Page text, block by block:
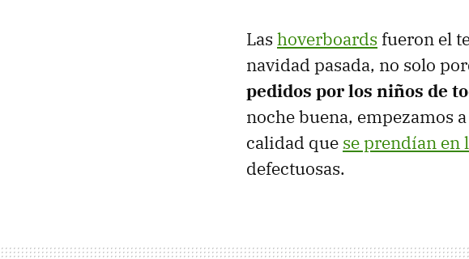
Las hoverboards fueron el
navidad pasada, no solo
pedidos por los niños de
noche buena, empezamos
calidad que se prendían en
defectuosas.